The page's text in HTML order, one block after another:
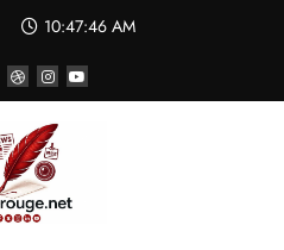
10:47:46 AM